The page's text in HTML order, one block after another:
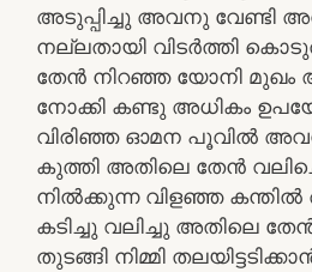
അടുപ്പിച്ചു അവനു വേണ്ടി
നല്ലതായി വിടർത്തി
തേൻ നിറഞ്ഞ യോനി മുഖം
നോക്കി കണ്ടു അധികം
വിരിഞ്ഞ ഓമന പൂവിൽ
കുത്തി അതിലെ തേൻ
നിൽക്കുന്ന വിളഞ്ഞ
കടിച്ചു വലിച്ചു അതിലെ
തുടങ്ങി നിമ്മി